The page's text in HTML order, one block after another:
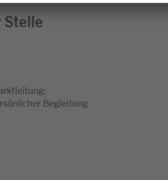
Stelle
Begleitung